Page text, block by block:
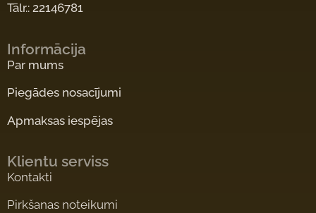
Tālr.: 22146781
Informācija
Par mums
Piegādes nosacījumi
Apmaksas iespējas
Klientu serviss
Kontakti
Pirkšanas noteikumi